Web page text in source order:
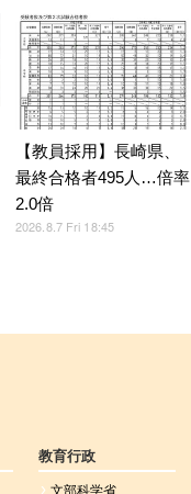
【教員採用】長崎県、
最終合格者495人…倍率
2.0倍
2026.8.7 Fri 18:45
教育行政
文部科学省